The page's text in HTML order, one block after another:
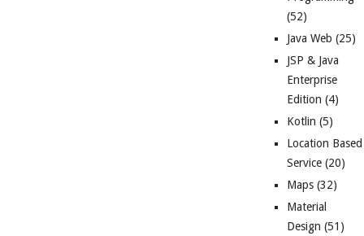
(52)
Java Web (25)
JSP & Java
Enterprise
Edition (4)
Kotlin (5)
Location Based
Service (20)
Maps (32)
Material
Design (51)